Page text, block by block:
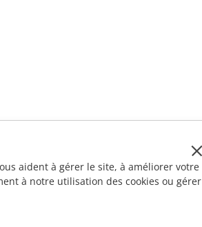
aident à gérer le site, à améliorer votre
à notre utilisation des cookies ou gérer